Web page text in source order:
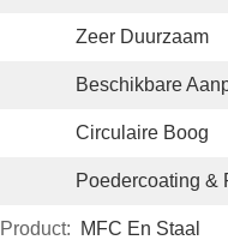
Zeer Duurzaam
Beschikbare
Circulaire Boog
Poedercoating &
MFC En Staal